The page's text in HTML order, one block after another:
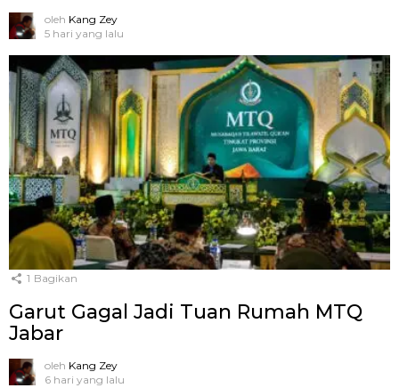
oleh Kang Zey
5 hari yang lalu
1 Bagikan
Garut Gagal Jadi Tuan Rumah MTQ
Jabar
oleh Kang Zey
6 hari yang lalu